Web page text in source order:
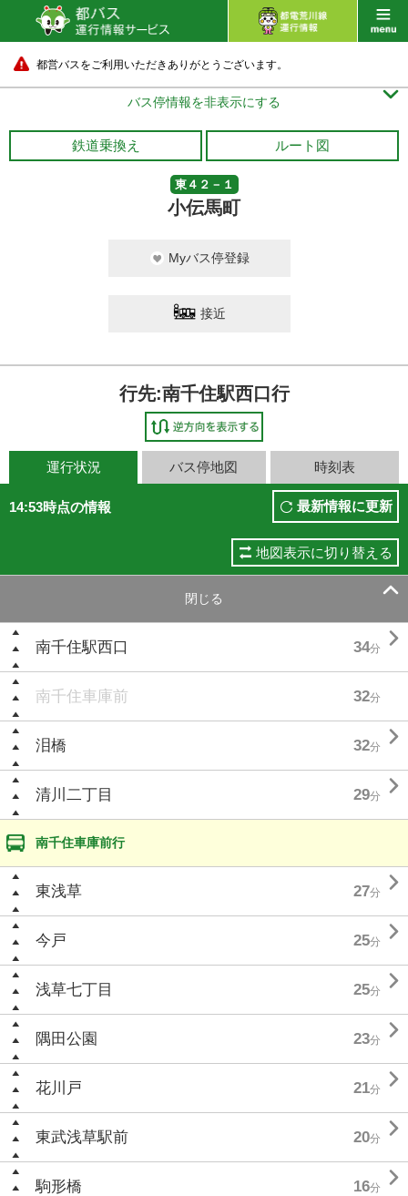
都営バスをご利用いただきありがとうございます。
バス停情報を非表示にする 
鉄道乗換え ルート図
東４２－１
小伝馬町
Myバス停登録
接近
行先:南千住駅西口行
運行状況 バス停地図 時刻表
14:53時点の情報 最新情報に更新
地図表示に切り替える
閉じる 
南千住駅西口 34分 
南千住車庫前 32分
泪橋 32分 
清川二丁目 29分 
南千住車庫前行
東浅草 27分 
今戸 25分 
浅草七丁目 25分 
隅田公園 23分 
花川戸 21分 
東武浅草駅前 20分 
駒形橋 16分 